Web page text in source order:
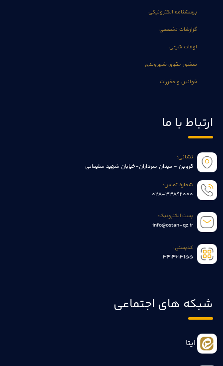
پرسشنامه الکترونیکی
گزارشات تخصصی
اوقات شرعی
منشور حقوق شهروندی
قوانین و مقررات
ارتباط با ما
نشانی:
قزوین - میدان سرداران-خیابان شهید سلیمانی
شماره تماس:
028-33892000
پست الکترونیک:
info@ostan-qz.ir
کدپستی:
3414613155
شبکه های اجتماعی
ایتا